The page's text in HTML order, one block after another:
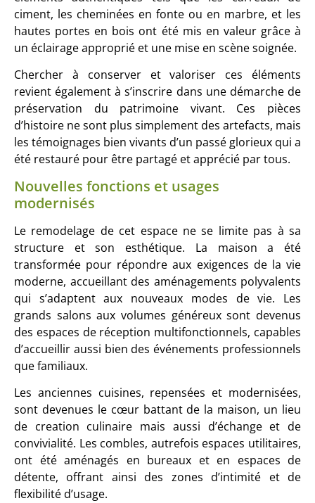
ciment, les cheminées en fonte ou en marbre, et les
hautes portes en bois ont été mis en valeur grâce à
un éclairage approprié et une mise en scène soignée.
Chercher à conserver et valoriser ces éléments
revient également à s’inscrire dans une démarche de
préservation du patrimoine vivant. Ces pièces
d’histoire ne sont plus simplement des artefacts, mais
les témoignages bien vivants d’un passé glorieux qui a
été restauré pour être partagé et apprécié par tous.
Nouvelles fonctions et usages
modernisés
Le remodelage de cet espace ne se limite pas à sa
structure et son esthétique. La maison a été
transformée pour répondre aux exigences de la vie
moderne, accueillant des aménagements polyvalents
qui s’adaptent aux nouveaux modes de vie. Les
grands salons aux volumes généreux sont devenus
des espaces de réception multifonctionnels, capables
d’accueillir aussi bien des événements professionnels
que familiaux.
Les anciennes cuisines, repensées et modernisées,
sont devenues le cœur battant de la maison, un lieu
de creation culinaire mais aussi d’échange et de
convivialité. Les combles, autrefois espaces utilitaires,
ont été aménagés en bureaux et en espaces de
détente, offrant ainsi des zones d’intimité et de
flexibilité d’usage.